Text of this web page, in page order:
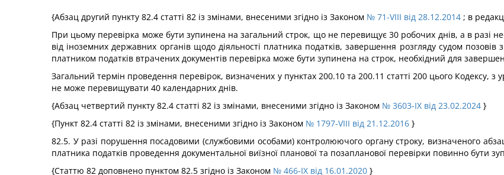
{Абзац другий пункту 82.4 статті 82 із змінами, внесеними згідно із Законом № 71-VIII від 28.12.2014 ; в
При цьому перевірка може бути зупинена на загальний строк, що не перевищує 30 робочих днів, а в разі
від іноземних державних органів щодо діяльності платника податків, завершення розгляду судом
платником податків втрачених документів перевірка може бути зупинена на строк, необхідний для
Загальний термін проведення перевірок, визначених у пунктах 200.10 та 200.11 статті 200 цього Кодексу,
не може перевищувати 40 календарних днів.
{Абзац четвертий пункту 82.4 статті 82 із змінами, внесеними згідно із Законом № 3603-IX від 23.02.2024 }
{Пункт 82.4 статті 82 із змінами, внесеними згідно із Законом № 1797-VIII від 21.12.2016 }
82.5. У разі порушення посадовими (службовими особами) контролюючого органу строку, визначеного
платника податків проведення документальної виїзної планової та позапланової перевірки повинно бути
{Статтю 82 доповнено пунктом 82.5 згідно із Законом № 466-IX від 16.01.2020 }